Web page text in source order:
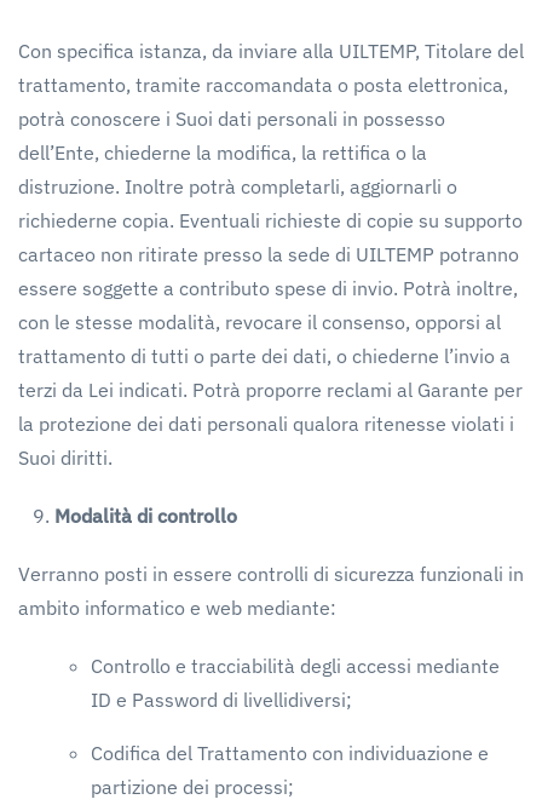
Con specifica istanza, da inviare alla UILTEMP, Titolare del
trattamento, tramite raccomandata o posta elettronica,
potrà conoscere i Suoi dati personali in possesso
dell’Ente, chiederne la modifica, la rettifica o la
distruzione. Inoltre potrà completarli, aggiornarli o
richiederne copia. Eventuali richieste di copie su supporto
cartaceo non ritirate presso la sede di UILTEMP potranno
essere soggette a contributo spese di invio. Potrà inoltre,
con le stesse modalità, revocare il consenso, opporsi al
trattamento di tutti o parte dei dati, o chiederne l’invio a
terzi da Lei indicati. Potrà proporre reclami al Garante per
la protezione dei dati personali qualora ritenesse violati i
Suoi diritti.
Modalità di controllo
Verranno posti in essere controlli di sicurezza funzionali in
ambito informatico e web mediante:
Controllo e tracciabilità degli accessi mediante
ID e Password di livellidiversi;
Codifica del Trattamento con individuazione e
partizione dei processi;